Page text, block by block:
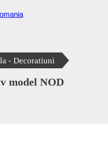
- Decoratiuni
model NOD